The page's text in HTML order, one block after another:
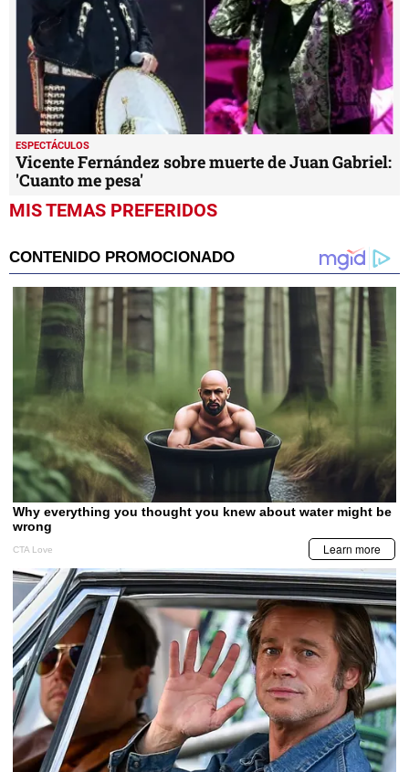
ESPECTÁCULOS
Vicente Fernández sobre muerte de Juan Gabriel:
'Cuanto me pesa'
MIS TEMAS PREFERIDOS